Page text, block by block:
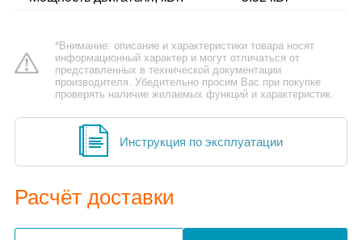
*Внимание: описание и характеристики товара носят
информационный характер и могут отличаться от
представленных в технической документации
производителя. Убедительно просим Вас при покупке
проверять наличие желаемых функций и характеристик.
Инструкция по эксплуатации
Расчёт доставки